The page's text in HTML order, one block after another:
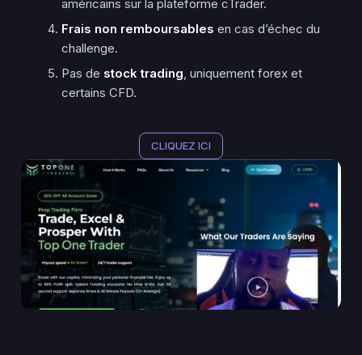
américains sur la plateforme cTrader.
Frais non remboursables en cas d’échec du
challenge.
Pas de stock trading, uniquement forex et
certains CFD.
CLIQUEZ ICI